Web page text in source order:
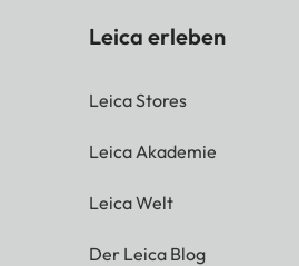
Leica erleben
Leica Stores
Leica Akademie
Leica Welt
Der Leica Blog